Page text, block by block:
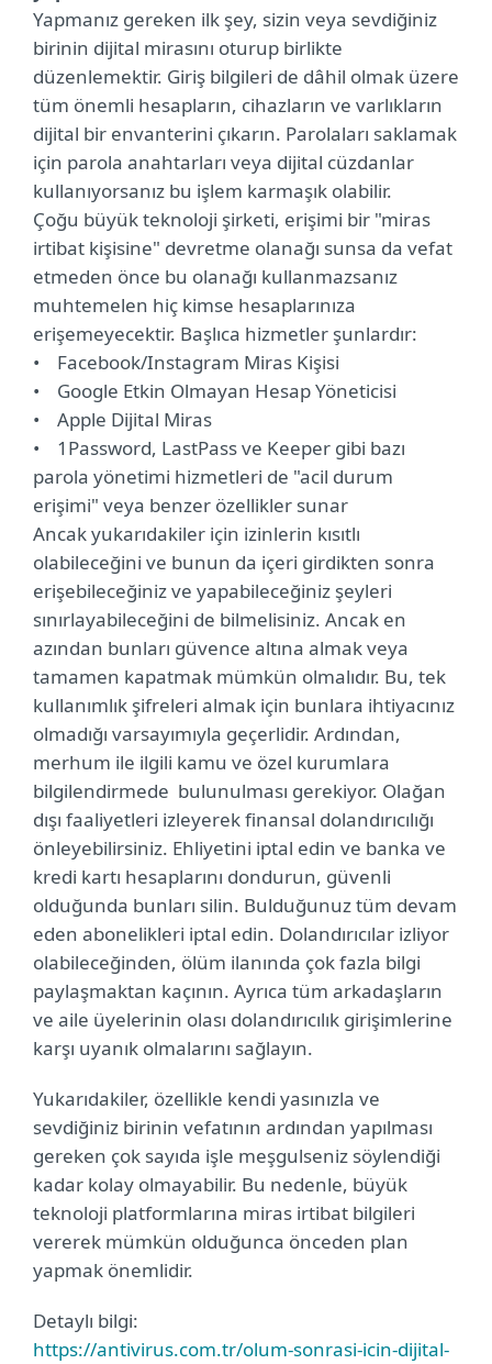
Yapmanız gereken ilk şey, sizin veya sevdiğiniz
birinin dijital mirasını oturup birlikte
düzenlemektir. Giriş bilgileri de dâhil olmak üzere
tüm önemli hesapların, cihazların ve varlıkların
dijital bir envanterini çıkarın. Parolaları saklamak
için parola anahtarları veya dijital cüzdanlar
kullanıyorsanız bu işlem karmaşık olabilir.
Çoğu büyük teknoloji şirketi, erişimi bir "miras
irtibat kişisine" devretme olanağı sunsa da vefat
etmeden önce bu olanağı kullanmazsanız
muhtemelen hiç kimse hesaplarınıza
erişemeyecektir. Başlıca hizmetler şunlardır:
• Facebook/Instagram Miras Kişisi
• Google Etkin Olmayan Hesap Yöneticisi
• Apple Dijital Miras
• 1Password, LastPass ve Keeper gibi bazı
parola yönetimi hizmetleri de "acil durum
erişimi" veya benzer özellikler sunar
Ancak yukarıdakiler için izinlerin kısıtlı
olabileceğini ve bunun da içeri girdikten sonra
erişebileceğiniz ve yapabileceğiniz şeyleri
sınırlayabileceğini de bilmelisiniz. Ancak en
azından bunları güvence altına almak veya
tamamen kapatmak mümkün olmalıdır. Bu, tek
kullanımlık şifreleri almak için bunlara ihtiyacınız
olmadığı varsayımıyla geçerlidir. Ardından,
merhum ile ilgili kamu ve özel kurumlara
bilgilendirmede bulunulması gerekiyor. Olağan
dışı faaliyetleri izleyerek finansal dolandırıcılığı
önleyebilirsiniz. Ehliyetini iptal edin ve banka ve
kredi kartı hesaplarını dondurun, güvenli
olduğunda bunları silin. Bulduğunuz tüm devam
eden abonelikleri iptal edin. Dolandırıcılar izliyor
olabileceğinden, ölüm ilanında çok fazla bilgi
paylaşmaktan kaçının. Ayrıca tüm arkadaşların
ve aile üyelerinin olası dolandırıcılık girişimlerine
karşı uyanık olmalarını sağlayın.
Yukarıdakiler, özellikle kendi yasınızla ve
sevdiğiniz birinin vefatının ardından yapılması
gereken çok sayıda işle meşgulseniz söylendiği
kadar kolay olmayabilir. Bu nedenle, büyük
teknoloji platformlarına miras irtibat bilgileri
vererek mümkün olduğunca önceden plan
yapmak önemlidir.
Detaylı bilgi:
https://antivirus.com.tr/olum-sonrasi-icin-dijital-